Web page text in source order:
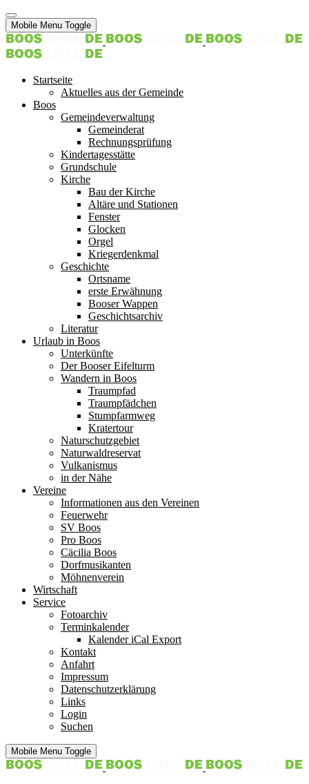
Mobile Menu Toggle
Startseite
Aktuelles aus der Gemeinde
Boos
Gemeindeverwaltung
Gemeinderat
Rechnungsprüfung
Kindertagesstätte
Grundschule
Kirche
Bau der Kirche
Altäre und Stationen
Fenster
Glocken
Orgel
Kriegerdenkmal
Geschichte
Ortsname
erste Erwähnung
Booser Wappen
Geschichtsarchiv
Literatur
Urlaub in Boos
Unterkünfte
Der Booser Eifelturm
Wandern in Boos
Traumpfad
Traumpfädchen
Stumpfarmweg
Kratertour
Naturschutzgebiet
Naturwaldreservat
Vulkanismus
in der Nähe
Vereine
Informationen aus den Vereinen
Feuerwehr
SV Boos
Pro Boos
Cäcilia Boos
Dorfmusikanten
Möhnenverein
Wirtschaft
Service
Fotoarchiv
Terminkalender
Kalender iCal Export
Kontakt
Anfahrt
Impressum
Datenschutzerklärung
Links
Login
Suchen
Mobile Menu Toggle